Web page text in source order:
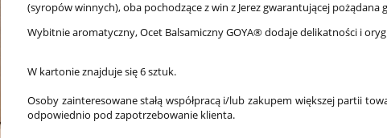
(syropów winnych), oba pochodzące z win z Jerez gwarantującej pożądana
Wybitnie aromatyczny, Ocet Balsamiczny GOYA® dodaje delikatności i
W kartonie znajduje się 6 sztuk.
Osoby zainteresowane stałą współpracą i/lub zakupem większej partii
odpowiednio pod zapotrzebowanie klienta.